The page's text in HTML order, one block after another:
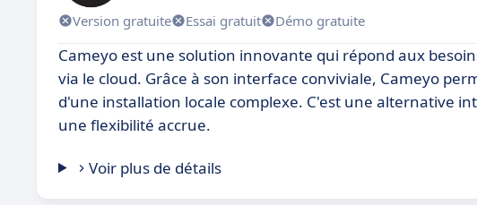
Version gratuite Essai gratuit Démo gratuite
Cameyo est une solution innovante qui répond aux
via le cloud. Grâce à son interface conviviale, Cameyo
d'une installation locale complexe. C'est une alternative
une flexibilité accrue.
Voir plus de détails